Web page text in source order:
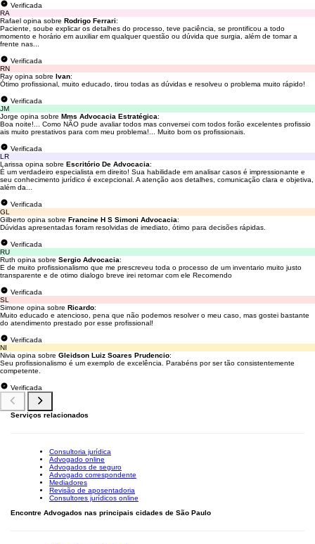
Verificada
RA
Rafael opina sobre Rodrigo Ferrari:
Paciente, soube explicar os detalhes do processo, teve paciência, se prontificou a todo
momento e horário em auxiliar em qualquer questão ou dúvida que surgia, além de tomar a
frente nas...
Verificada
RN
Ray opina sobre Ivan:
Ótimo profissional, muito educado, tirou todas as dúvidas e resolveu o problema muito rápido!
Verificada
JM
Jorge opina sobre Mms Advocacia Estratégica:
Boa noite!... Como NÃO pude avaliar todos mas conversei com todos forão excelentes profissio
ais muito prestativos para com meu problema!... Muito bom os profissionais.
Verificada
LR
Larissa opina sobre Escritório De Advocacia:
É um verdadeiro especialista em direito! Sua habilidade em analisar casos é impressionante e
seu conhecimento jurídico é excepcional. A atenção aos detalhes, comunicação clara e objetiva,
além da...
Verificada
GL
Gilberto opina sobre Francine H S Simoni Advocacia:
Dúvidas apresentadas foram resolvidas de imediato, ótimo para decisões rápidas.
Verificada
RU
Ruth opina sobre Sergio Advocacia:
E de muito profissionalismo que me prescreveu toda o processo de um inventario muito justo
transparente e de otimo dialogo breve irei retornar com ele Recomendo
Verificada
SL
Simone opina sobre Ricardo:
Muito educado e atencioso, pena que não podemos resolver o meu caso, mas gostei bastante
do atendimento prestado por esse profissional!
Verificada
NI
Nivia opina sobre Gleidson Luiz Soares Prudencio:
Seu profissionalismo é um exemplo de excelência. Parabéns por ser tão consistentemente
competente.
Verificada
Serviços relacionados
Consultoria jurídica
Advogado online
Advogados de seguro
Advogado correspondente
Mediadores
Revisão de aposentadoria
Consultores jurídicos online
Encontre Advogados nas principais cidades de São Paulo